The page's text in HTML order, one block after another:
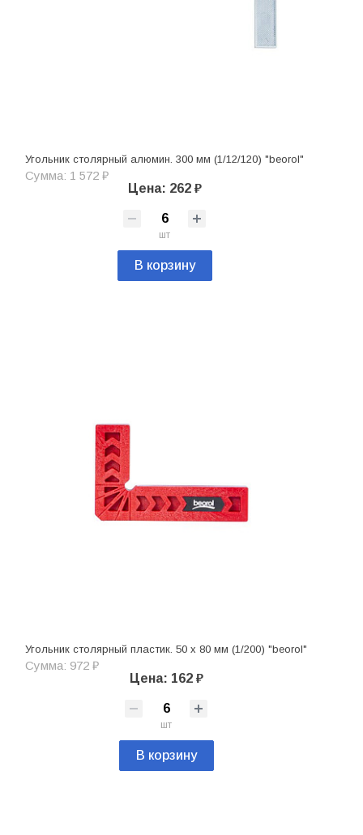
Угольник столярный алюмин. 300 мм (1/12/120) "beorol"
Сумма: 1 572 ₽
Цена: 262 ₽
шт
В корзину
Угольник столярный пластик. 50 х 80 мм (1/200) "beorol"
Сумма: 972 ₽
Цена: 162 ₽
шт
В корзину